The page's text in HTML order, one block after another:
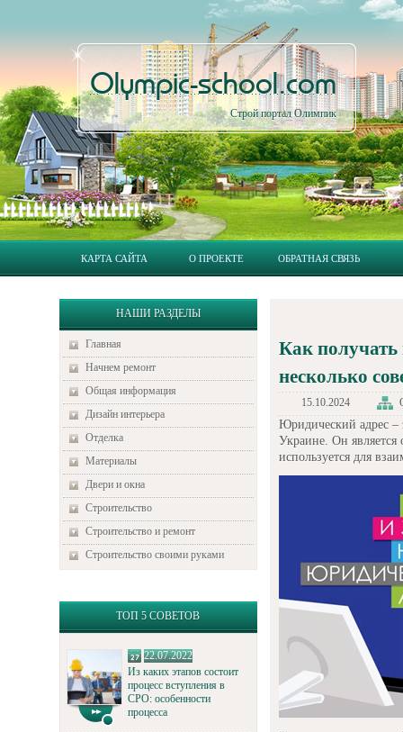
Olympic-school.com
Строй портал Олимпик
КАРТА САЙТА О ПРОЕКТЕ ОБРАТНАЯ СВЯЗЬ
НАШИ РАЗДЕЛЫ
Главная
Начнем ремонт
Общая информация
Дизайн интерьера
Отделка
Материалы
Двери и окна
Строительство
Строительство и ремонт
Строительство своими руками
ТОП 5 СОВЕТОВ
22.07.2022
Из каких этапов состоит
процесс вступления в
СРО: особенности
процесса
Как получать
несколько
15.10.2024
Юридический адрес –
Украине. Он
используется для